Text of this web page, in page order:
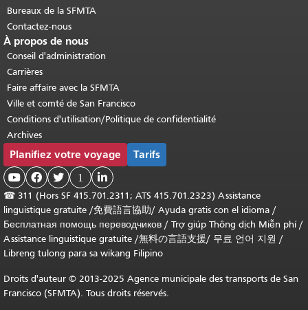
Bureaux de la SFMTA
Contactez-nous
À propos de nous
Conseil d'administration
Carrières
Faire affaire avec la SFMTA
Ville et comté de San Francisco
Conditions d'utilisation/Politique de confidentialité
Archives
Planifiez votre voyage Tarifs
   1 
☎ 311 (Hors SF 415.701.2311; ATS 415.701.2323) Assistance
linguistique gratuite /免費語言協助/ Ayuda gratis con el idioma /
Бесплатная помощь переводчиков / Trợ giúp Thông dịch Miễn phí/
Assistance linguistique gratuite /無料の言語支援/ 무료 언어 지원 /
Libreng tulong para sa wikang Filipino
Droits d'auteur © 2013-2025 Agence municipale des transports de San
Francisco (SFMTA). Tous droits réservés.